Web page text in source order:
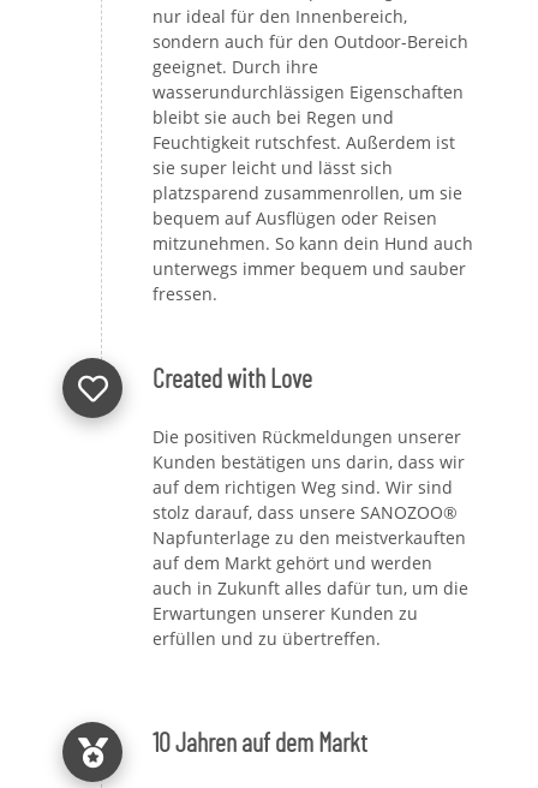
nur ideal für den Innenbereich,
sondern auch für den Outdoor-Bereich
geeignet. Durch ihre
wasserundurchlässigen Eigenschaften
bleibt sie auch bei Regen und
Feuchtigkeit rutschfest. Außerdem ist
sie super leicht und lässt sich
platzsparend zusammenrollen, um sie
bequem auf Ausflügen oder Reisen
mitzunehmen. So kann dein Hund auch
unterwegs immer bequem und sauber
fressen.
Created with Love
Die positiven Rückmeldungen unserer
Kunden bestätigen uns darin, dass wir
auf dem richtigen Weg sind. Wir sind
stolz darauf, dass unsere SANOZOO®
Napfunterlage zu den meistverkauften
auf dem Markt gehört und werden
auch in Zukunft alles dafür tun, um die
Erwartungen unserer Kunden zu
erfüllen und zu übertreffen.
10 Jahren auf dem Markt